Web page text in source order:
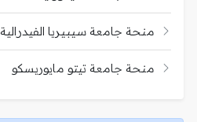
منحة جامعة سيبيريا الفيدرالية
منحة جامعة تيتو مايوريسكو